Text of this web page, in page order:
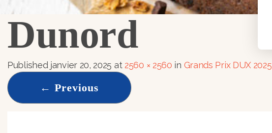
Dunord
Published janvier 20, 2025 at 2560 × 2560 in Grands Prix DUX 2025
← Previous